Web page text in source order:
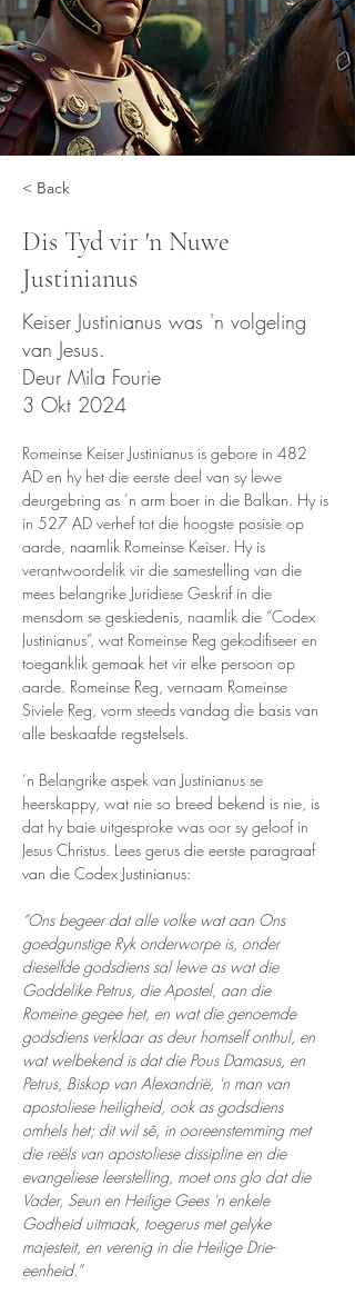
< Back
Dis Tyd vir 'n Nuwe
Justinianus
Keiser Justinianus was 'n volgeling
van Jesus.
Deur Mila Fourie
3 Okt 2024
Romeinse Keiser Justinianus is gebore in 482
AD en hy het die eerste deel van sy lewe
deurgebring as ‘n arm boer in die Balkan. Hy is
in 527 AD verhef tot die hoogste posisie op
aarde, naamlik Romeinse Keiser. Hy is
verantwoordelik vir die samestelling van die
mees belangrike Juridiese Geskrif in die
mensdom se geskiedenis, naamlik die “Codex
Justinianus”, wat Romeinse Reg gekodifiseer en
toeganklik gemaak het vir elke persoon op
aarde. Romeinse Reg, vernaam Romeinse
Siviele Reg, vorm steeds vandag die basis van
alle beskaafde regstelsels.
‘n Belangrike aspek van Justinianus se
heerskappy, wat nie so breed bekend is nie, is
dat hy baie uitgesproke was oor sy geloof in
Jesus Christus. Lees gerus die eerste paragraaf
van die Codex Justinianus:
“Ons begeer dat alle volke wat aan Ons
goedgunstige Ryk onderworpe is, onder
dieselfde godsdiens sal lewe as wat die
Goddelike Petrus, die Apostel, aan die
Romeine gegee het, en wat die genoemde
godsdiens verklaar as deur homself onthul, en
wat welbekend is dat die Pous Damasus, en
Petrus, Biskop van Alexandrië, 'n man van
apostoliese heiligheid, ook as godsdiens
omhels het; dit wil sê, in ooreenstemming met
die reëls van apostoliese dissipline en die
evangeliese leerstelling, moet ons glo dat die
Vader, Seun en Heilige Gees 'n enkele
Godheid uitmaak, toegerus met gelyke
majesteit, en verenig in die Heilige Drie-
eenheid.”